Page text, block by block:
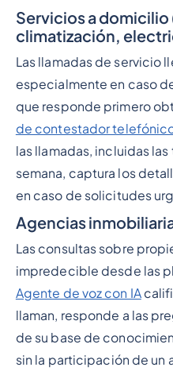
Servicios a
climatización,
Las llamadas de servicio
especialmente en caso
que responde primero
de contestador
las llamadas, incluidas
semana, captura los
en caso de solicitudes
Agencias
Las consultas sobre
impredecible desde las
Agente de voz con IA
llaman, responde a las
de su base de
sin la participación de un